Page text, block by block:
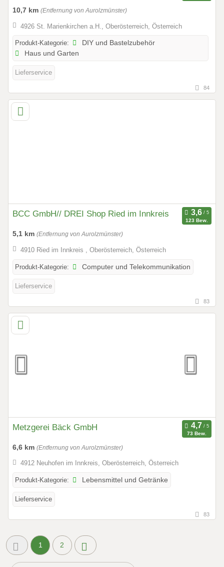
10,7 km (Entfernung von Aurolzmünster)
4926 St. Marienkirchen a.H., Oberösterreich, Österreich
Produkt-Kategorie:
DIY und Bastelzubehör
Haus und Garten
Lieferservice
84
BCC GmbH// DREI Shop Ried im Innkreis
123 Bew.
5,1 km (Entfernung von Aurolzmünster)
4910 Ried im Innkreis , Oberösterreich, Österreich
Produkt-Kategorie: Computer und Telekommunikation
Lieferservice
83
Metzgerei Bäck GmbH
73 Bew.
6,6 km (Entfernung von Aurolzmünster)
4912 Neuhofen im Innkreis, Oberösterreich, Österreich
Produkt-Kategorie: Lebensmittel und Getränke
Lieferservice
83
1 2